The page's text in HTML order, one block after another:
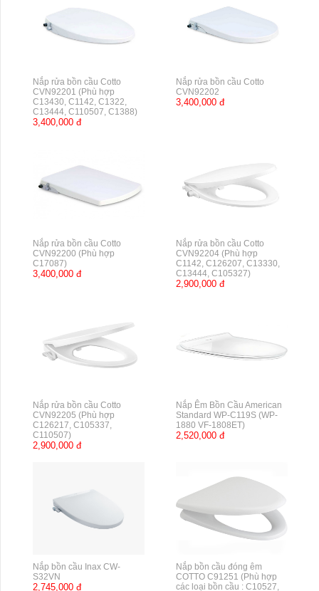
Nắp rửa bồn cầu Cotto
CVN92201 (Phù hợp
C13430, C1142, C1322,
C13444, C110507, C1388)
3,400,000 đ
Nắp rửa bồn cầu Cotto
CVN92202
3,400,000 đ
Nắp rửa bồn cầu Cotto
CVN92200 (Phù hợp
C17087)
3,400,000 đ
Nắp rửa bồn cầu Cotto
CVN92204 (Phù hợp
C1142, C126207, C13330,
C13444, C105327)
2,900,000 đ
Nắp rửa bồn cầu Cotto
CVN92205 (Phù hợp
C126217, C105337,
C110507)
2,900,000 đ
Nắp Êm Bồn Cầu American
Standard WP-C119S (WP-
1880 VF-1808ET)
2,520,000 đ
Nắp bồn cầu Inax CW-
S32VN
2,745,000 đ
Nắp bồn cầu đóng êm
COTTO C91251 (Phù hợp
các loại bồn cầu : C10527,